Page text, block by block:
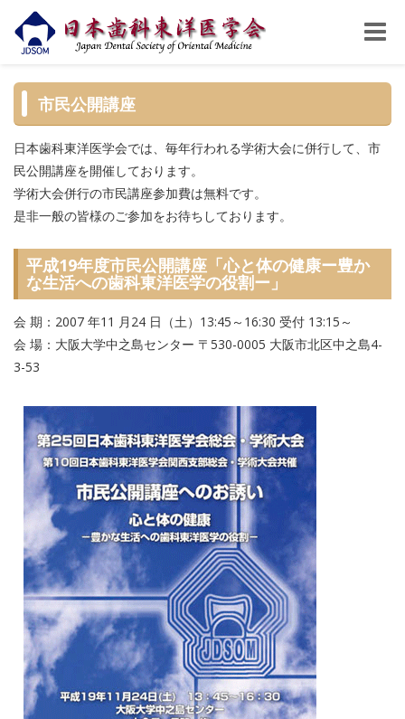
Toggle
市民公開講座
日本歯科東洋医学会では、毎年行われる学術大会に併行して、市
民公開講座を開催しております。
学術大会併行の市民講座参加費は無料です。
是非一般の皆様のご参加をお待ちしております。
平成19年度市民公開講座「心と体の健康ー豊か
な生活への歯科東洋医学の役割ー」
会 期：2007 年11 月24 日（土）13:45～16:30 受付 13:15～
会 場：大阪大学中之島センター 〒530-0005 大阪市北区中之島4-
3-53